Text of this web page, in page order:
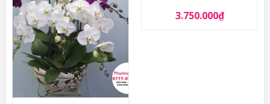
3.750.000₫